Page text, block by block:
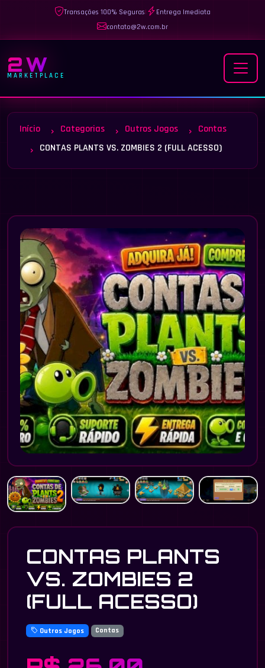
Transações 100% Seguras|
Entrega Imediata
contato@2w.com.br
2W
MARKETPLACE
Início Categorias Outros Jogos
Contas
CONTAS PLANTS VS. ZOMBIES 2 (FULL ACESSO)
CONTAS PLANTS
VS. ZOMBIES 2
(FULL ACESSO)
Outros Jogos Contas